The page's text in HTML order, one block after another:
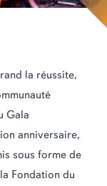
la réussite,
Gala
anniversaire,
sous forme de
Fondation du